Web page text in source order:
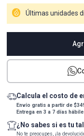
Últimas unidades
Calcula el costo de
Envío gratis a partir de
Entrega en 3 a 7 días
¿No sabes si es tu
No te preocupes, ¡la